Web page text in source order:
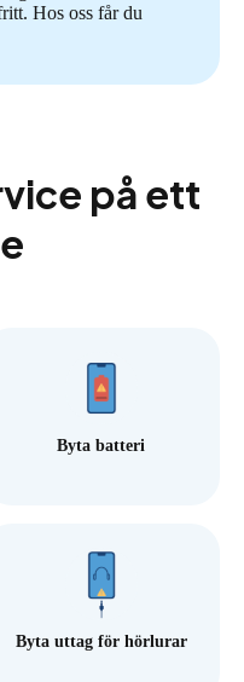
Hos oss får du
på ett
Byta batteri
Byta uttag för hörlurar